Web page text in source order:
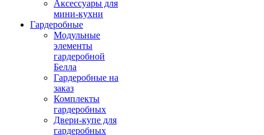
Аксессуары для
мини-кухни
Гардеробные
Модульные
элементы
гардеробной
Белла
Гардеробные на
заказ
Комплекты
гардеробных
Двери-купе для
гардеробных